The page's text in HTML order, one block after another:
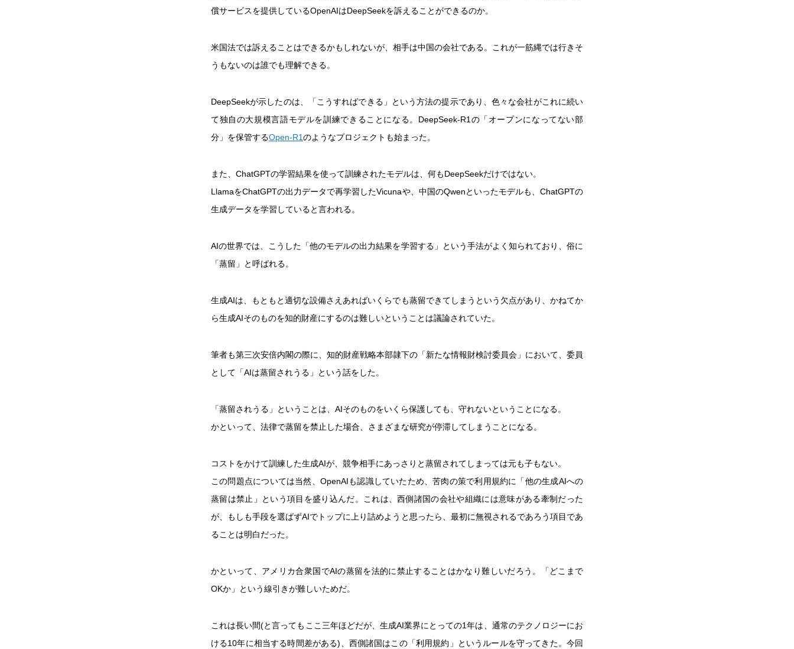
償サービスを提供しているOpenAIはDeepSeekを訴えることができるのか。
米国法では訴えることはできるかもしれないが、相手は中国の会社である。これが一筋縄では行きそ
うもないのは誰でも理解できる。
DeepSeekが示したのは、「こうすればできる」という方法の提示であり、色々な会社がこれに続い
て独自の大規模言語モデルを訓練できることになる。DeepSeek-R1の「オープンになってない部
分」を保管するOpen-R1のようなプロジェクトも始まった。
また、ChatGPTの学習結果を使って訓練されたモデルは、何もDeepSeekだけではない。
LlamaをChatGPTの出力データで再学習したVicunaや、中国のQwenといったモデルも、ChatGPTの
生成データを学習していると言われる。
AIの世界では、こうした「他のモデルの出力結果を学習する」という手法がよく知られており、俗に
「蒸留」と呼ばれる。
生成AIは、もともと適切な設備さえあればいくらでも蒸留できてしまうという欠点があり、かねてか
ら生成AIそのものを知的財産にするのは難しいということは議論されていた。
筆者も第三次安倍内閣の際に、知的財産戦略本部隷下の「新たな情報財検討委員会」において、委員
として「AIは蒸留されうる」という話をした。
「蒸留されうる」ということは、AIそのものをいくら保護しても、守れないということになる。
かといって、法律で蒸留を禁止した場合、さまざまな研究が停滞してしまうことになる。
コストをかけて訓練した生成AIが、競争相手にあっさりと蒸留されてしまっては元も子もない。
この問題点については当然、OpenAIも認識していたため、苦肉の策で利用規約に「他の生成AIへの
蒸留は禁止」という項目を盛り込んだ。これは、西側諸国の会社や組織には意味がある牽制だった
が、もしも手段を選ばずAIでトップに上り詰めようと思ったら、最初に無視されるであろう項目であ
ることは明白だった。
かといって、アメリカ合衆国でAIの蒸留を法的に禁止することはかなり難しいだろう。「どこまで
OKか」という線引きが難しいためだ。
これは長い間(と言ってもここ三年ほどだが、生成AI業界にとっての1年は、通常のテクノロジーにお
ける10年に相当する時間差がある)、西側諸国はこの「利用規約」というルールを守ってきた。今回